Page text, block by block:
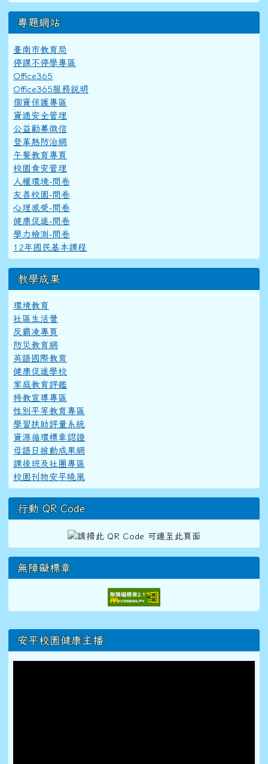
專題網站
臺南市教育局
停課不停學專區
Office365
Office365服務說明
個資保護專區
資通安全管理
公益勸募徵信
登革熱防治網
午餐教育專頁
校園食安管理
人權環境-問卷
友善校園-問卷
心理感受-問卷
健康促進-問卷
學力檢測-問卷
12年國民基本課程
教學成果
環境教育
社區生活營
反霸凌專頁
防災教育網
英語國際教育
健康促進學校
家庭教育評鑑
特教宣導專區
性別平等教育專區
學習扶助評量系統
資源循環標章認證
母語日推動成果網
課後班及社團專區
校園刊物安平曉風
行動 QR Code
無障礙標章
右邊區域內容
安平校園健康主播